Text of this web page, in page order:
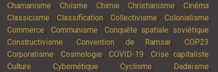
Chamanisme, Chiisme, Chimie,Christianisme, Cinéma,
Classicisme, Classification, Collectivisme, Colonialisme,
Commerce, Communisme, Conquête spatiale soviétique,
Constructivisme, Convention de Ramsar, COP23 ,
Corporatisme, Cosmologie, COVID-19, Crise capitaliste,
Culture, Cybernétique, Cyclisme, Dadaïsme,